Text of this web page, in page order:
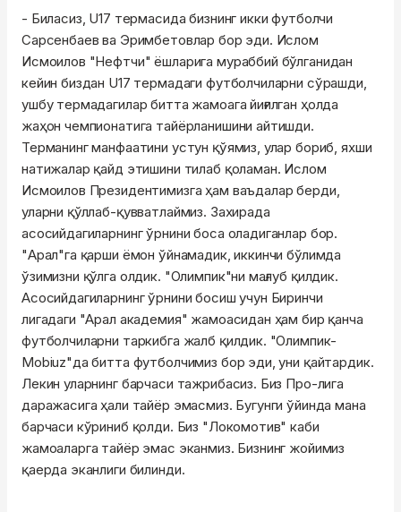
- Биласиз, U17 термасида бизнинг икки футболчи
Сарсенбаев ва Эримбетовлар бор эди. Ислом
Исмоилов "Нефтчи" ёшларига мураббий бўлганидан
кейин биздан U17 термадаги футболчиларни сўрашди,
ушбу термадагилар битта жамоага йиғилган ҳолда
жаҳон чемпионатига тайёрланишини айтишди.
Терманинг манфаатини устун қўямиз, улар бориб, яхши
натижалар қайд этишини тилаб қоламан. Ислом
Исмоилов Президентимизга ҳам ваъдалар берди,
уларни қўллаб-қувватлаймиз. Захирада
асосийдагиларнинг ўрнини боса оладиганлар бор.
"Арал"га қарши ёмон ўйнамадик, иккинчи бўлимда
ўзимизни қўлга олдик. "Олимпик"ни мағлуб қилдик.
Асосийдагиларнинг ўрнини босиш учун Биринчи
лигадаги "Арал академия" жамоасидан ҳам бир қанча
футболчиларни таркибга жалб қилдик. "Олимпик-
Mobiuz"да битта футболчимиз бор эди, уни қайтардик.
Лекин уларнинг барчаси тажрибасиз. Биз Про-лига
даражасига ҳали тайёр эмасмиз. Бугунги ўйинда мана
барчаси кўриниб қолди. Биз "Локомотив" каби
жамоаларга тайёр эмас эканмиз. Бизнинг жойимиз
қаерда эканлиги билинди.